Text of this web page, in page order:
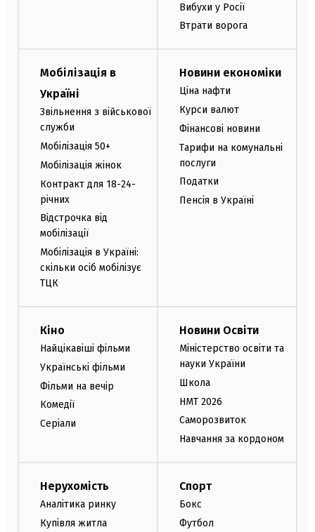
Вибухи у Росії
Втрати ворога
Мобілізація в
Україні
Звільнення з військової
служби
Мобілізація 50+
Мобілізація жінок
Контракт для 18-24-
річних
Відстрочка від
мобілізації
Мобілізація в Україні:
скільки осіб мобілізує
ТЦК
Новини економіки
Ціна нафти
Курси валют
Фінансові новини
Тарифи на комунальні
послуги
Податки
Пенсія в Україні
Кіно
Найцікавіші фільми
Українські фільми
Фільми на вечір
Комедії
Серіали
Новини Освіти
Міністерство освіти та
науки України
Школа
НМТ 2026
Саморозвиток
Навчання за кордоном
Нерухомість
Аналітика ринку
Купівля житла
Спорт
Бокс
Футбол